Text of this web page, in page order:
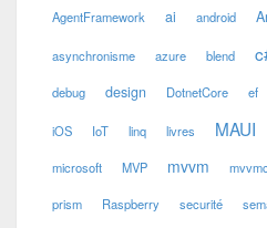
AgentFramework ai android
asynchronisme azure blend
debug design DotnetCore ef
iOS IoT linq livres MAUI
microsoft MVP mvvm
prism Raspberry securité